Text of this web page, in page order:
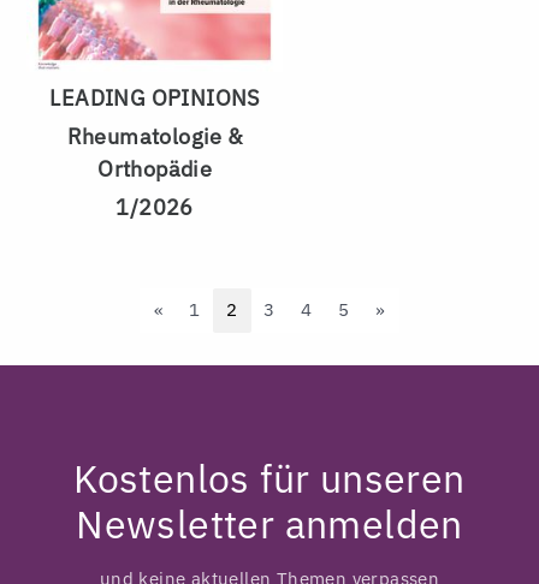
LEADING OPINIONS
Rheumatologie &
Orthopädie
1/2026
«Previous
1 2 3 4 5 »
Kostenlos für unseren
Newsletter anmelden
und keine aktuellen Themen verpassen